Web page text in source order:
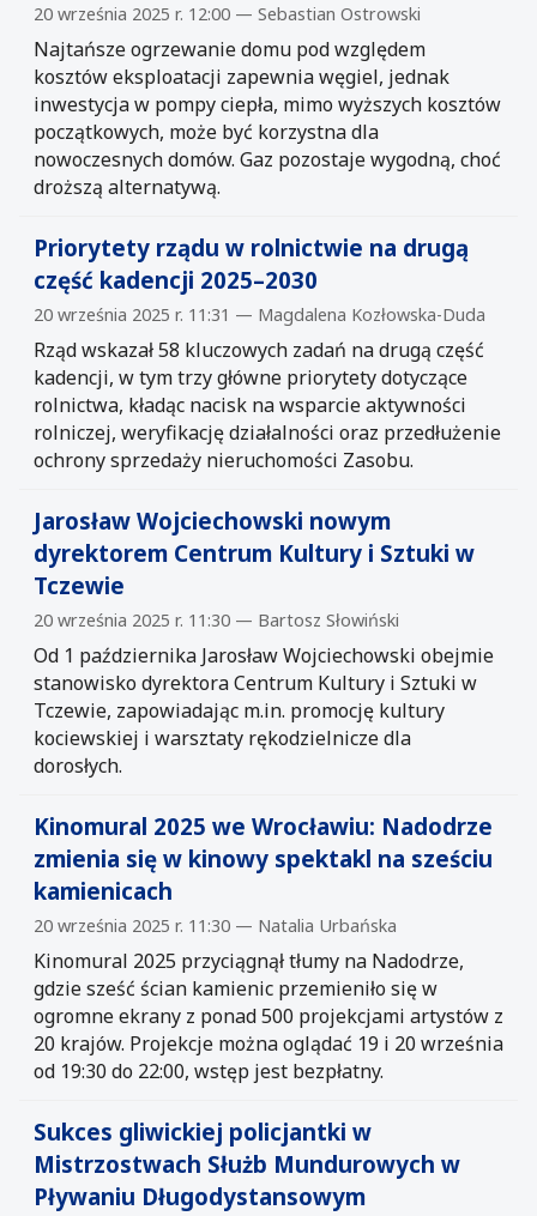
20 września 2025 r. 12:00 — Sebastian Ostrowski
Najtańsze ogrzewanie domu pod względem
kosztów eksploatacji zapewnia węgiel, jednak
inwestycja w pompy ciepła, mimo wyższych kosztów
początkowych, może być korzystna dla
nowoczesnych domów. Gaz pozostaje wygodną, choć
droższą alternatywą.
Priorytety rządu w rolnictwie na drugą
część kadencji 2025–2030
20 września 2025 r. 11:31 — Magdalena Kozłowska-Duda
Rząd wskazał 58 kluczowych zadań na drugą część
kadencji, w tym trzy główne priorytety dotyczące
rolnictwa, kładąc nacisk na wsparcie aktywności
rolniczej, weryfikację działalności oraz przedłużenie
ochrony sprzedaży nieruchomości Zasobu.
Jarosław Wojciechowski nowym
dyrektorem Centrum Kultury i Sztuki w
Tczewie
20 września 2025 r. 11:30 — Bartosz Słowiński
Od 1 października Jarosław Wojciechowski obejmie
stanowisko dyrektora Centrum Kultury i Sztuki w
Tczewie, zapowiadając m.in. promocję kultury
kociewskiej i warsztaty rękodzielnicze dla
dorosłych.
Kinomural 2025 we Wrocławiu: Nadodrze
zmienia się w kinowy spektakl na sześciu
kamienicach
20 września 2025 r. 11:30 — Natalia Urbańska
Kinomural 2025 przyciągnął tłumy na Nadodrze,
gdzie sześć ścian kamienic przemieniło się w
ogromne ekrany z ponad 500 projekcjami artystów z
20 krajów. Projekcje można oglądać 19 i 20 września
od 19:30 do 22:00, wstęp jest bezpłatny.
Sukces gliwickiej policjantki w
Mistrzostwach Służb Mundurowych w
Pływaniu Długodystansowym